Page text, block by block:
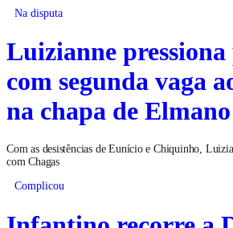
Na disputa
Luizianne
com segunda vaga
na chapa de Elmano
Com as desistências de Eunício e Chiquinho,
com Chagas
Complicou